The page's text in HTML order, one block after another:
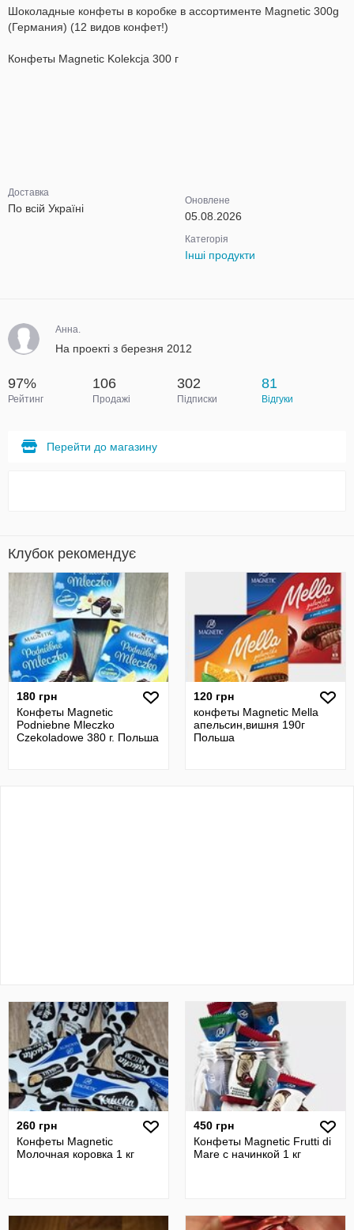
Шоколадные конфеты в коробке в ассортименте Magnetic 300g
(Германия) (12 видов конфет!)
Конфеты Magnetic Kolekcja 300 г
Доставка
По всій Україні
Оновлене
05.08.2026
Категорія
Інші продукти
Анна.
На проекті з березня 2012
97%
Рейтинг
106
Продажі
302
Підписки
81
Відгуки
Перейти до магазину
Клубок рекомендує
180 грн
Конфеты Magnetic
Podniebne Mleczko
Czekoladowe 380 г. Польша
120 грн
конфеты Magnetic Mella
апельсин,вишня 190г
Польша
260 грн
Конфеты Magnetic
Молочная коровка 1 кг
450 грн
Конфеты Magnetic Frutti di
Mare с начинкой 1 кг